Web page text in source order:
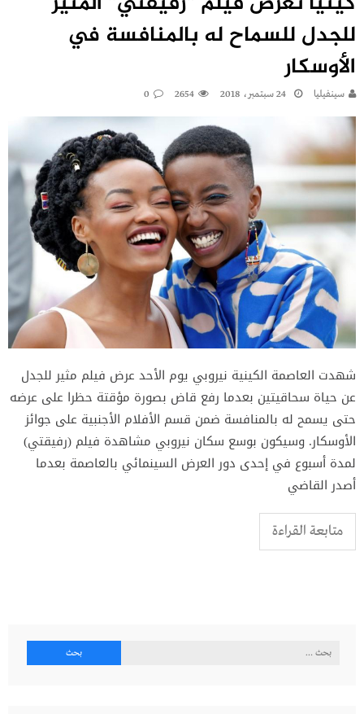
للجدل للسماح له بالمنافسة في
الأوسكار
سينفيليا 24 سبتمبر، 2018 2654
0
شهدت العاصمة الكينية نيروبي يوم الأحد عرض فيلم مثير للجدل
عن حياة سحاقيتين بعدما رفع قاض بصورة مؤقتة حظرا على عرضه
حتى يسمح له بالمنافسة ضمن قسم الأفلام الأجنبية على جوائز
الأوسكار. وسيكون بوسع سكان نيروبي مشاهدة فيلم (رفيقتي)
لمدة أسبوع في إحدى دور العرض السينمائي بالعاصمة بعدما
أصدر القاضي
متابعة القراءة
البحث